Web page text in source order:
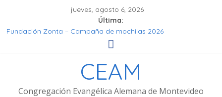
jueves, agosto 6, 2026
Última:
Fundación Zonta – Campaña de mochilas 2026
Seminar Hören, Verstehen, Geniessen
Fotos Culto bilingüe 8/2025 con bienvenida de grupo
CEAM
Congregación Evangélica Alemana de Montevideo